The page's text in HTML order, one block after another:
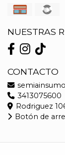
NUESTRAS
CONTACTO
3413075600
Rodriguez
Botón de